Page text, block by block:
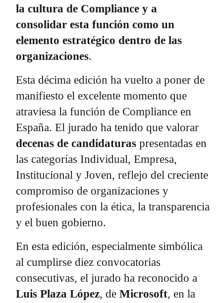
la cultura de Compliance y a
consolidar esta función como un
elemento estratégico dentro de las
organizaciones.
Esta décima edición ha vuelto a poner de
manifiesto el excelente momento que
atraviesa la función de Compliance en
España. El jurado ha tenido que valorar
decenas de candidaturas presentadas en
las categorías Individual, Empresa,
Institucional y Joven, reflejo del creciente
compromiso de organizaciones y
profesionales con la ética, la transparencia
y el buen gobierno.
En esta edición, especialmente simbólica
al cumplirse diez convocatorias
consecutivas, el jurado ha reconocido a
Luis Plaza López, de Microsoft, en la